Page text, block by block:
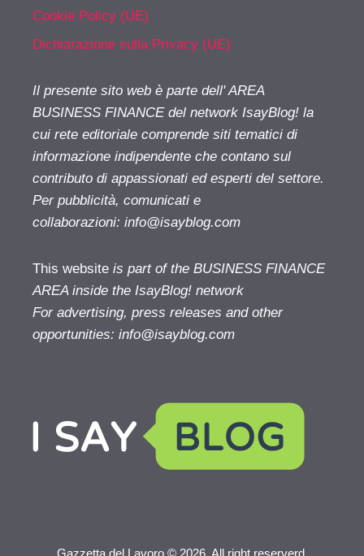
Cookie Policy (UE)
Dichiarazione sulla Privacy (UE)
Il presente sito web è parte dell' AREA
BUSINESS FINANCE del network IsayBlog! la
cui rete editoriale comprende siti tematici di
informazione indipendente che contano sul
contributo di appassionati ed esperti del settore.
Per pubblicità, comunicati e
collaborazioni: info@isayblog.com
This website is part of the BUSINESS FINANCE
AREA inside the IsayBlog! network
For advertising, press releases and other
opportunities: info@isayblog.com